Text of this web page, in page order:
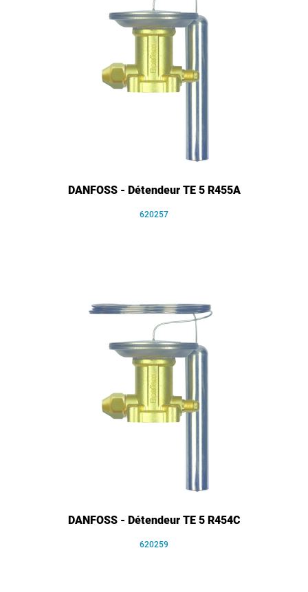
DANFOSS - Détendeur TE 5 R455A
620257
DANFOSS - Détendeur TE 5 R454C
620259